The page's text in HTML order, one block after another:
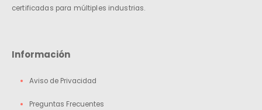
certificadas para múltiples industrias.
Información
Aviso de Privacidad
Preguntas Frecuentes